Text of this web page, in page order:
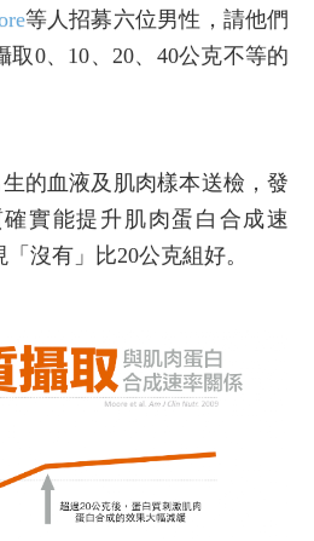
等人招募六位男性，請他們
0、10、20、40公克不等的
的血液及肌肉樣本送檢，發
實能提升肌肉蛋白合成速
沒有」比20公克組好。